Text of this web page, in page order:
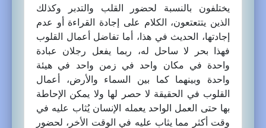
يختلفون بالنسبة لحضور القلب والتدبر وكذلك
الذين يتتعتعون، الكلام على إجادة القراءة أو عدم
إجادتها، الحديث في هذا، أما تفاضل أعمال القلوب
فهذا بحر لا ساحل له، ربما يفعل رجلان عبادة
واحدة في مكان واحد في زمن واحد في هيئة
واحدة وبينهما كما بين السماء والأرض، أعمال
القلوب في الحقيقة لا حصر لها ولا يمكن الإحاطة
بها حتى العمل الواحد يعمله الإنسان يُثاب عليه في
وقت أكثر مما يثاب عليه في الوقت الأخر، لحضور